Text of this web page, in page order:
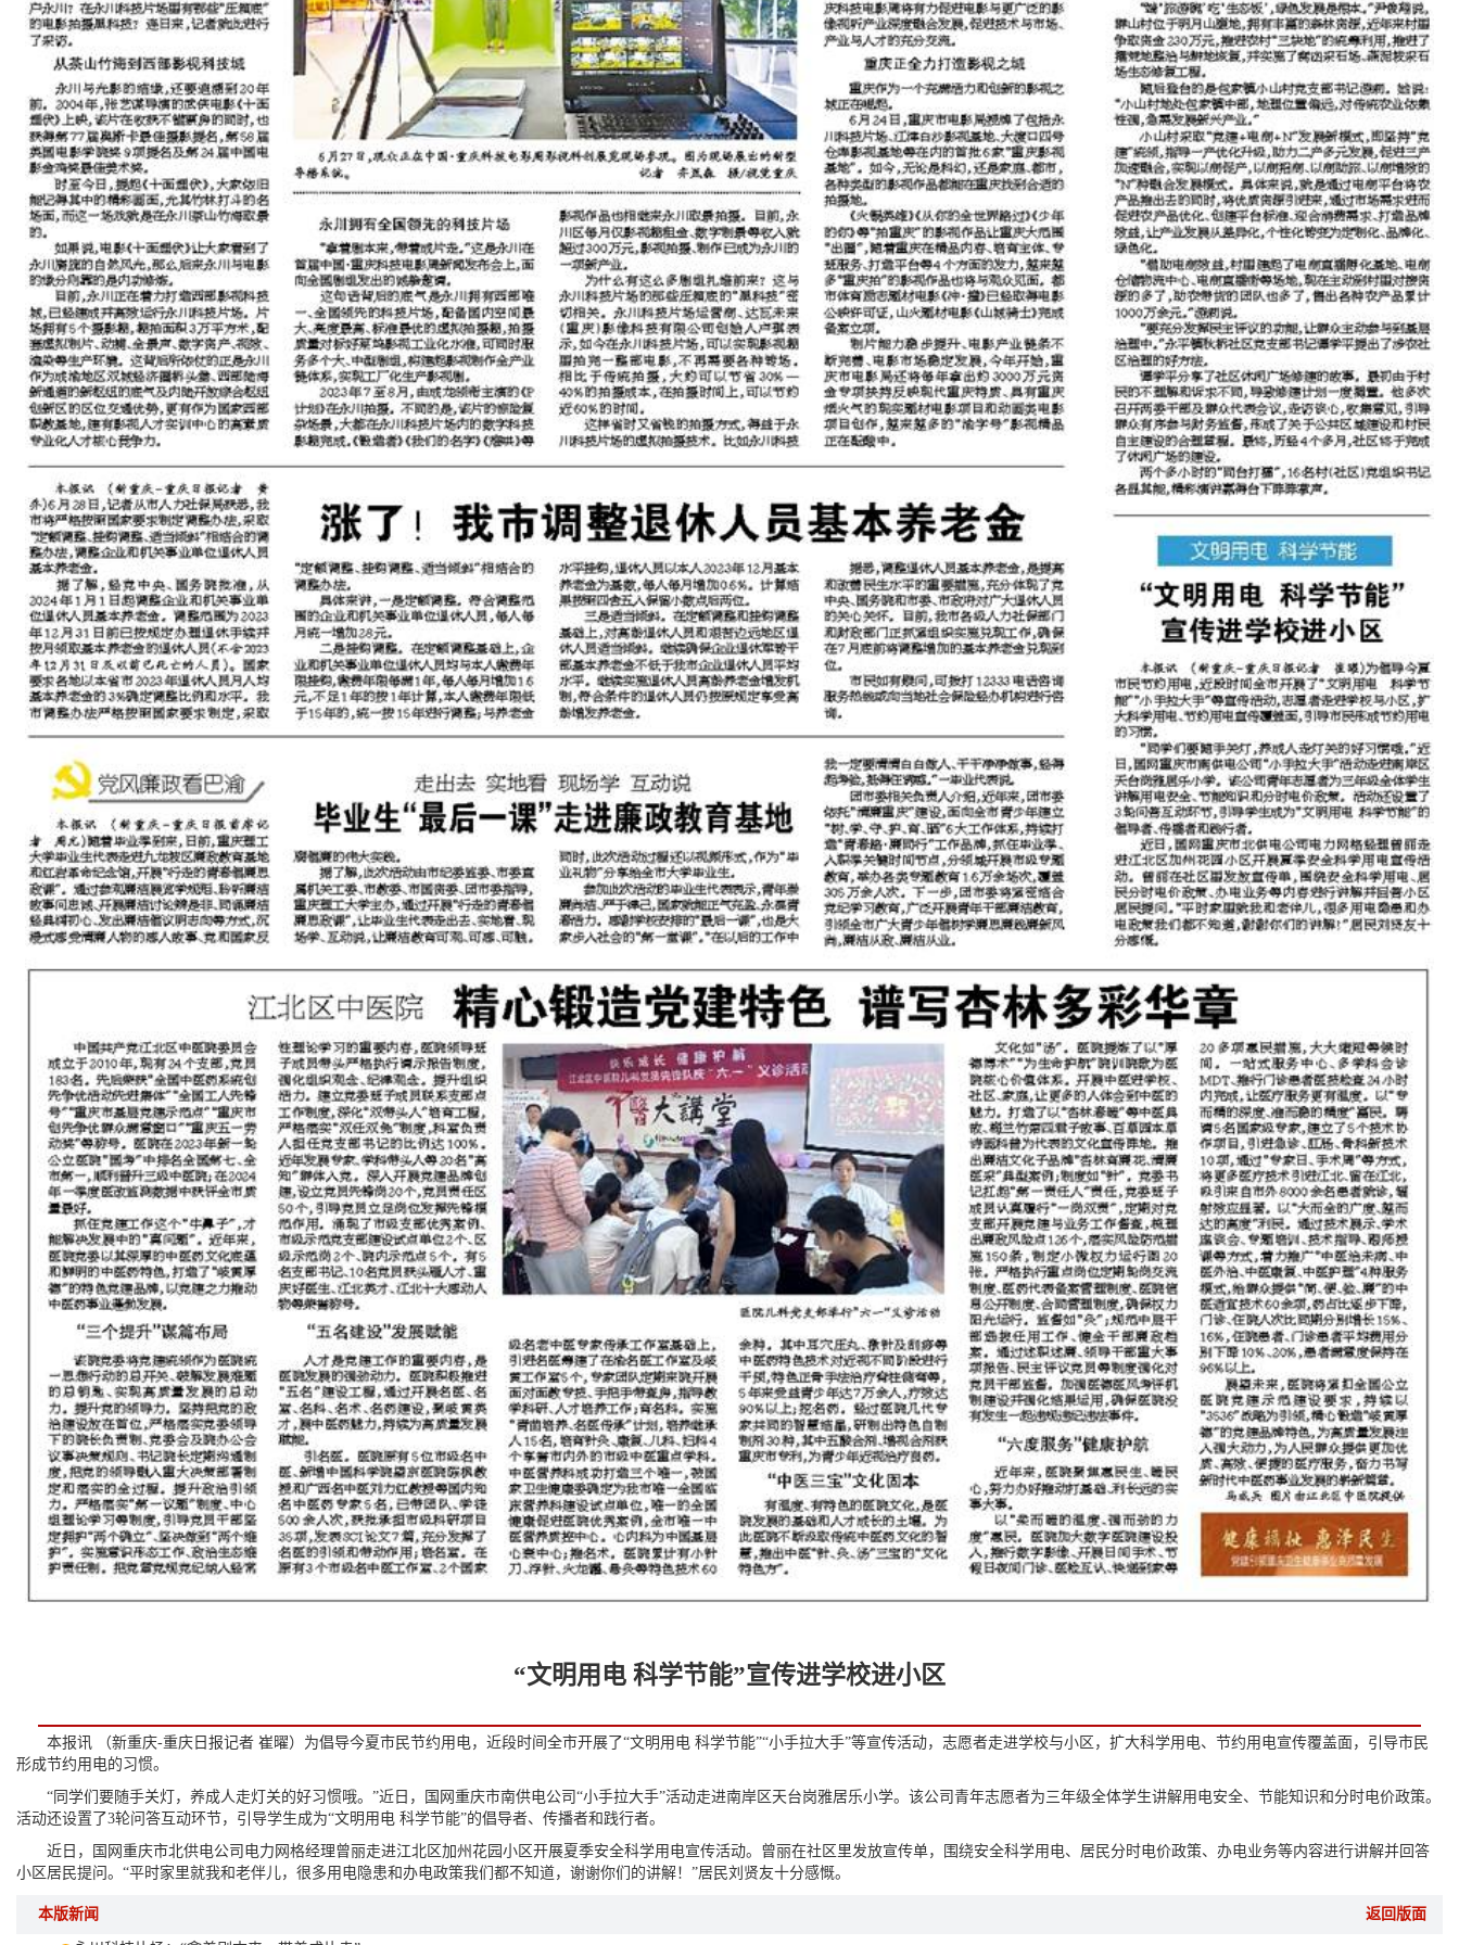
“文明用电 科学节能”宣传进学校进小区
本报讯 （新重庆-重庆日报记者 崔曜）为倡导今夏市民节约用电，近段时间全市开展了“文明用电 科学节能”“小手拉大手”等宣传活动，志愿者走进学校与小区，扩大科学用电、节约用电宣传覆盖面，引导市民
形成节约用电的习惯。
“同学们要随手关灯，养成人走灯关的好习惯哦。”近日，国网重庆市南供电公司“小手拉大手”活动走进南岸区天台岗雅居乐小学。该公司青年志愿者为三年级全体学生讲解用电安全、节能知识和分时电价政策。
活动还设置了3轮问答互动环节，引导学生成为“文明用电 科学节能”的倡导者、传播者和践行者。
近日，国网重庆市北供电公司电力网格经理曾丽走进江北区加州花园小区开展夏季安全科学用电宣传活动。曾丽在社区里发放宣传单，围绕安全科学用电、居民分时电价政策、办电业务等内容进行讲解并回答
小区居民提问。“平时家里就我和老伴儿，很多用电隐患和办电政策我们都不知道，谢谢你们的讲解！”居民刘贤友十分感慨。
本版新闻 返回版面